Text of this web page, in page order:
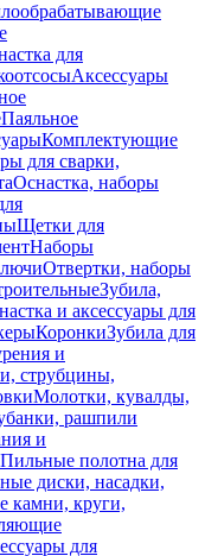
для
Аксессуары
Паяльное
Комплектующие
для сварки,
Оснастка, наборы
Щетки для
Наборы
Отвертки, наборы
Зубила,
и аксессуары для
КоронкиЗубила для
и
струбцины,
Молотки, кувалды,
рашпили
и
Пильные полотна для
диски, насадки,
камни, круги,
для